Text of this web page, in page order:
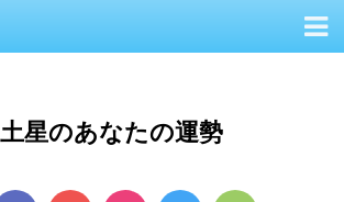
星のあなたの運勢